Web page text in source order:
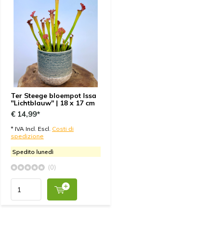
Ter Steege bloempot Issa
"Lichtblauw" | 18 x 17 cm
€ 14,99*
* IVA Incl. Escl. Costi di
spedizione
Spedito lunedì
(0)